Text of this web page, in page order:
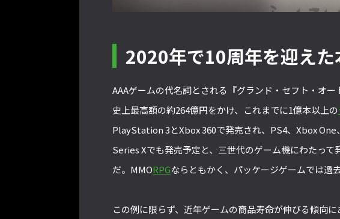
2020年で10周年を迎えた
AAAゲームの代名詞とされる『グランド・セフト・オ
史上最高額の約264億円をかけ、これまでに1億本以上の
PlayStation 3とXbox 360で発売され、PS4、Xbox
Series Xでも発売予定と、三世代のゲーム機にわたっ
だ。MMORPGならともかく、パッケージゲームでは過
この例に限らず、近年ゲームの商品寿命が伸びる傾向